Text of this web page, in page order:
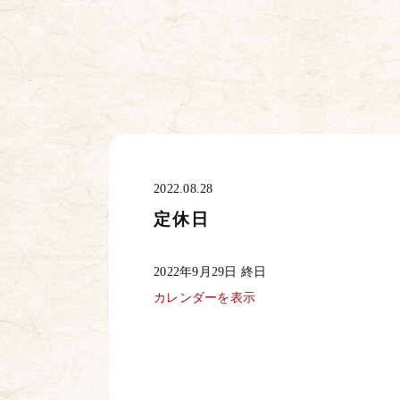
2022.08.28
定休日
休
日
2022年9月29日 終日
カレンダーを表示